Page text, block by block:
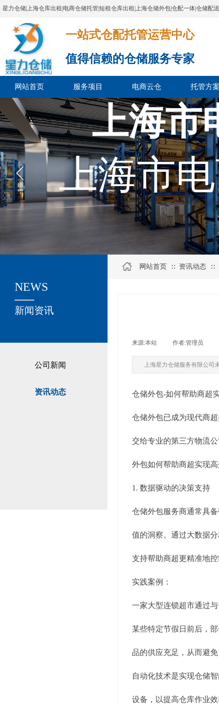
星力仓储|上海仓库出租|电商仓储托管|短租仓库出租|上海仓储外包|仓配一体|仓储配
一站式仓配托管运营中心​​​​​​​​​​​​​​​​​
值得信赖的仓储服务专家
网站首页 服务项目 电商云仓 托管方
上海市
上海市
公司新闻
资讯动态
关于我们
新闻资讯
NEWS
网站首页 ∷ 资讯动态 ∷
来源:本站 作者:管理员
上海星力仓储服务有限公
仓储外包-如何帮助商超
仓储外包已成为现代商
交给专业的第三方物流
外包如何帮助商超实现
1. 数据驱动的决策支持
仓储外包服务商通常具
值的洞察。通过大数据
支持帮助商超更精准地
实践案例：
一家大型连锁超市通过
某些特定节假日前后，
品的供应充足，从而避
自动化技术是实现仓储
设备，以提高仓库作业